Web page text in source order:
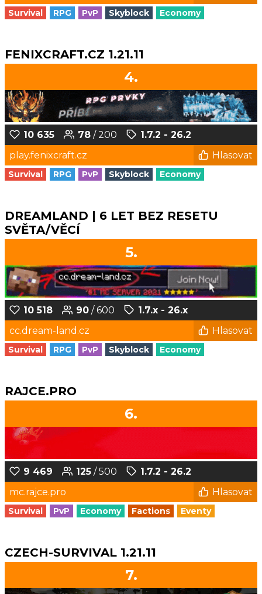
Survival RPG PvP Skyblock Economy
FENIXCRAFT.CZ 1.21.11
4.
10 635 78 / 200
1.7.2 - 26.2
play.fenixcraft.cz
Hlasovat
Survival RPG PvP Skyblock Economy
DREAMLAND | 6 LET BEZ RESETU
SVĚTA/VĚCÍ
5.
10 518 90 / 600
1.7.x - 26.x
cc.dream-land.cz
Hlasovat
Survival RPG PvP Skyblock Economy
RAJCE.PRO
6.
9 469 125 / 500
1.7.2 - 26.2
mc.rajce.pro
Hlasovat
Survival PvP Economy Factions Eventy
CZECH-SURVIVAL 1.21.11
7.